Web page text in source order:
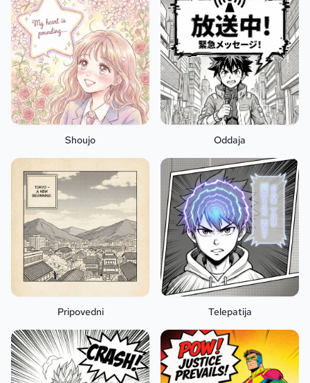
Shoujo Oddaja
Pripovedni Telepatija